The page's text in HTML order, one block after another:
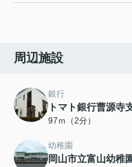
周辺施設
銀行
トマト銀行曹源寺
97ｍ（2分）
幼稚園
岡山市立富山幼稚